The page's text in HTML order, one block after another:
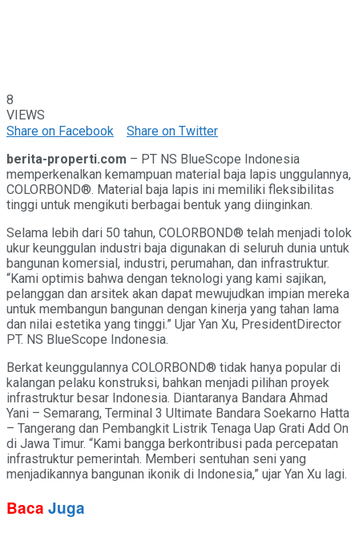
8
VIEWS
Share on Facebook
Share on Twitter
berita-properti.com – PT NS BlueScope Indonesia
memperkenalkan kemampuan material baja lapis unggulannya,
COLORBOND®. Material baja lapis ini memiliki fleksibilitas
tinggi untuk mengikuti berbagai bentuk yang diinginkan.
Selama lebih dari 50 tahun, COLORBOND® telah menjadi tolok
ukur keunggulan industri baja digunakan di seluruh dunia untuk
bangunan komersial, industri, perumahan, dan infrastruktur.
“Kami optimis bahwa dengan teknologi yang kami sajikan,
pelanggan dan arsitek akan dapat mewujudkan impian mereka
untuk membangun bangunan dengan kinerja yang tahan lama
dan nilai estetika yang tinggi.” Ujar Yan Xu, PresidentDirector
PT. NS BlueScope Indonesia.
Berkat keunggulannya COLORBOND® tidak hanya popular di
kalangan pelaku konstruksi, bahkan menjadi pilihan proyek
infrastruktur besar Indonesia. Diantaranya Bandara Ahmad
Yani – Semarang, Terminal 3 Ultimate Bandara Soekarno Hatta
– Tangerang dan Pembangkit Listrik Tenaga Uap Grati Add On
di Jawa Timur. “Kami bangga berkontribusi pada percepatan
infrastruktur pemerintah. Memberi sentuhan seni yang
menjadikannya bangunan ikonik di Indonesia,” ujar Yan Xu lagi.
Baca Juga